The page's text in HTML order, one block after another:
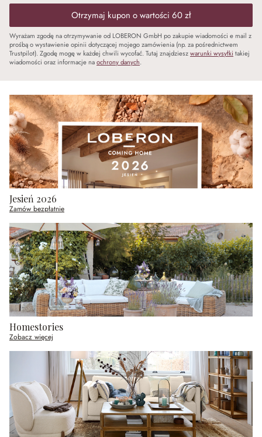
Otrzymaj kupon o wartości 60 zł
Wyrażam zgodę na otrzymywanie od LOBERON GmbH po zakupie wiadomości e mail z
prośbą o wystawienie opinii dotyczącej mojego zamówienia (np. za pośrednictwem
Trustpilot). Zgodę mogę w każdej chwili wycofać. Tutaj znajdzieszwarunki wysyłki takiej
wiadomości oraz informacje naochrony danych.
Jesień 2026
Zamów bezpłatnie
Homestories
Zobacz więcej